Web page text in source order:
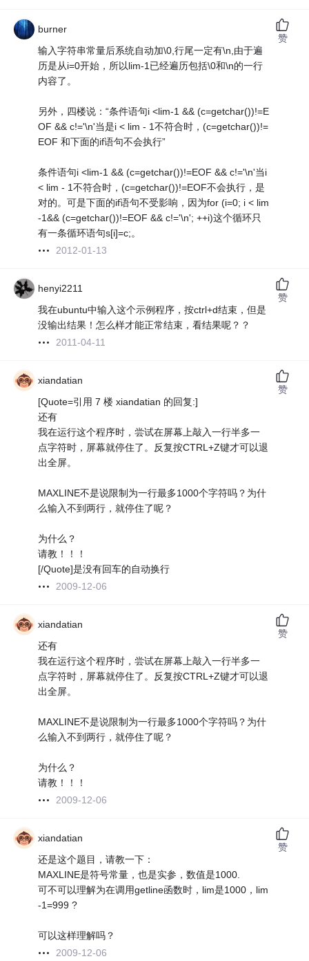
burner
输入字符串常量后系统自动加\0,行尾一定有\n,由于遍
历是从i=0开始，所以lim-1已经遍历包括\0和\n的一行
内容了。
另外，四楼说：“条件语句i <lim-1 && (c=getchar())!=E
OF && c!='\n'当是i < lim - 1不符合时，(c=getchar())!=
EOF 和下面的if语句不会执行”
条件语句i <lim-1 && (c=getchar())!=EOF && c!='\n'当i
< lim - 1不符合时，(c=getchar())!=EOF不会执行，是
对的。可是下面的if语句不受影响，因为for (i=0; i < lim
-1&& (c=getchar())!=EOF && c!='\n'; ++i)这个循环只
有一条循环语句s[i]=c;。
2012-01-13
赞
henyi2211
我在ubuntu中输入这个示例程序，按ctrl+d结束，但是
没输出结果！怎么样才能正常结束，看结果呢？？
2011-04-11
赞
xiandatian
[Quote=引用 7 楼 xiandatian 的回复:]
还有
我在运行这个程序时，尝试在屏幕上敲入一行半多一
点字符时，屏幕就停住了。反复按CTRL+Z键才可以退
出全屏。
MAXLINE不是说限制为一行最多1000个字符吗？为什
么输入不到两行，就停住了呢？
为什么？
请教！！！
[/Quote]是没有回车的自动换行
2009-12-06
赞
xiandatian
还有
我在运行这个程序时，尝试在屏幕上敲入一行半多一
点字符时，屏幕就停住了。反复按CTRL+Z键才可以退
出全屏。
MAXLINE不是说限制为一行最多1000个字符吗？为什
么输入不到两行，就停住了呢？
为什么？
请教！！！
2009-12-06
赞
xiandatian
还是这个题目，请教一下：
MAXLINE是符号常量，也是实参，数值是1000.
可不可以理解为在调用getline函数时，lim是1000，lim
-1=999 ?
可以这样理解吗？
2009-12-06
赞